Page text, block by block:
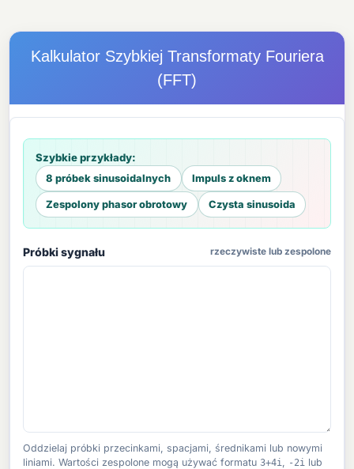
Kalkulator Szybkiej Transformaty Fouriera
(FFT)
Szybkie przykłady:
8 próbek sinusoidalnych Impuls z oknem
Zespolony phasor obrotowy Czysta sinusoida
Próbki sygnału rzeczywiste lub zespolone
Oddzielaj próbki przecinkami, spacjami, średnikami lub nowymi
liniami. Wartości zespolone mogą używać formatu3+4i, -2i lub